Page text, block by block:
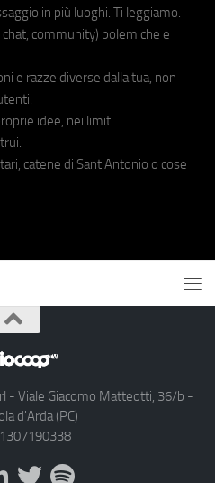
in più luoghi. Ti leggiamo.
community) polemiche e
e razze diverse dalla tua, non
idee, nei limiti
catene di Sant'Antonio o cose
- Viale Giacomo Matteotti, 36/b -
d'Arda (PC)